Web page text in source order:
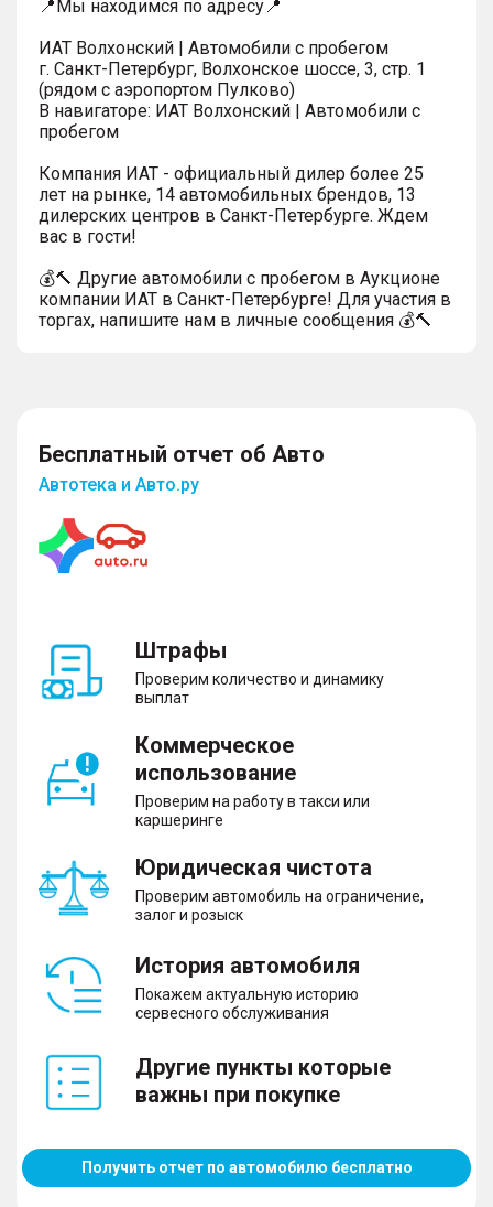
📍Мы находимся по адресу📍
ИАТ Волхонский | Автомобили с пробегом
г. Санкт-Петербург, Волхонское шоссе, 3, стр. 1
(рядом с аэропортом Пулково)
В навигаторе: ИАТ Волхонский | Автомобили с
пробегом
Компания ИАТ - официальный дилер более 25
лет на рынке, 14 автомобильных брендов, 13
дилерских центров в Санкт-Петербурге. Ждем
вас в гости!
💰🔨 Другие автомобили с пробегом в Аукционе
компании ИАТ в Санкт-Петербурге! Для участия в
торгах, напишите нам в личные сообщения 💰🔨
Бесплатный отчет об Авто
Автотека и Авто.ру
Штрафы
Проверим количество и динамику
выплат
Коммерческое
использование
Проверим на работу в такси или
каршеринге
Юридическая чистота
Проверим автомобиль на ограничение,
залог и розыск
История автомобиля
Покажем актуальную историю
сервесного обслуживания
Другие пункты которые
важны при покупке
Получить отчет по автомобилю бесплатно